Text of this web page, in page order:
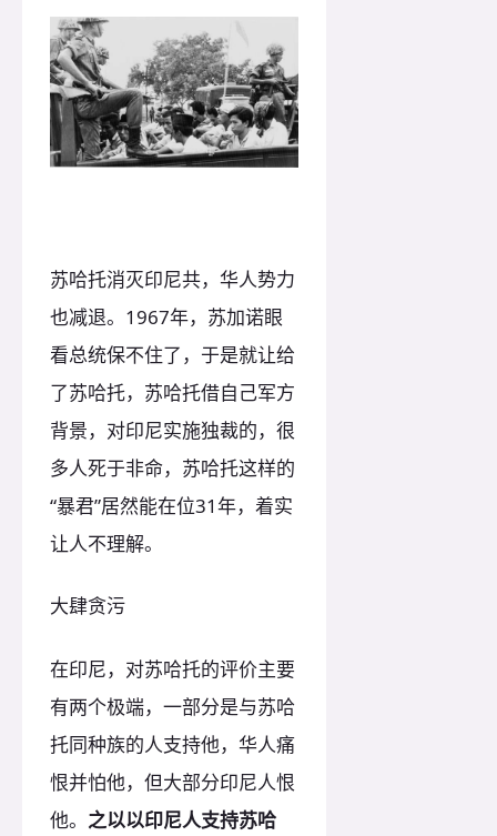
苏哈托消灭印尼共，华人势力
也减退。1967年，苏加诺眼
看总统保不住了，于是就让给
了苏哈托，苏哈托借自己军方
背景，对印尼实施独裁的，很
多人死于非命，苏哈托这样的
“暴君”居然能在位31年，着实
让人不理解。
大肆贪污
在印尼，对苏哈托的评价主要
有两个极端，一部分是与苏哈
托同种族的人支持他，华人痛
恨并怕他，但大部分印尼人恨
他。 之以以印尼人支持苏哈